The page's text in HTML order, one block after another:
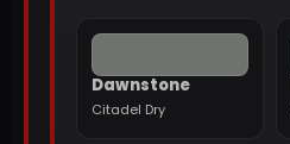
Dawnstone
Citadel Dry